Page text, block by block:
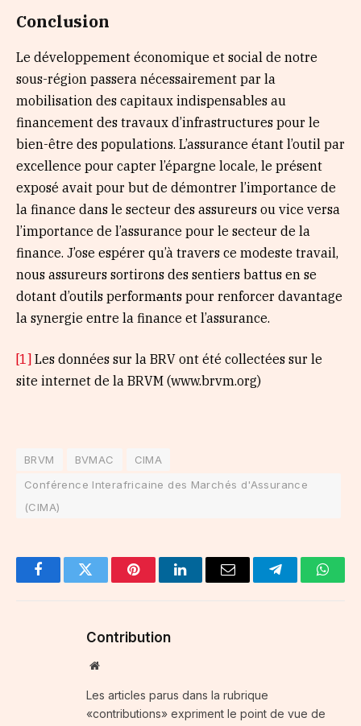
Conclusion
Le développement économique et social de notre
sous-région passera nécessairement par la
mobilisation des capitaux indispensables au
financement des travaux d’infrastructures pour le
bien-être des populations. L’assurance étant l’outil par
excellence pour capter l’épargne locale, le présent
exposé avait pour but de démontrer l’importance de
la finance dans le secteur des assureurs ou vice versa
l’importance de l’assurance pour le secteur de la
finance. J’ose espérer qu’à travers ce modeste travail,
nous assureurs sortirons des sentiers battus en se
dotant d’outils performants pour renforcer davantage
la synergie entre la finance et l’assurance.
[1] Les données sur la BRV ont été collectées sur le
site internet de la BRVM (www.brvm.org)
BRVM BVMAC
CIMA
Conférence Interafricaine des Marchés d'Assurance
(CIMA)
FacebookTwitter PinterestLinkedInEmail Telegram
Contribution
Website
Les articles parus dans la rubrique
«contributions» expriment le point de vue de